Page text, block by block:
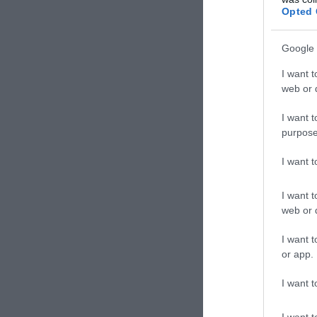
Opted
Google
I want
web or
I want
I want
I want
web or
I want
or app.
I want
Στο
TAGS: